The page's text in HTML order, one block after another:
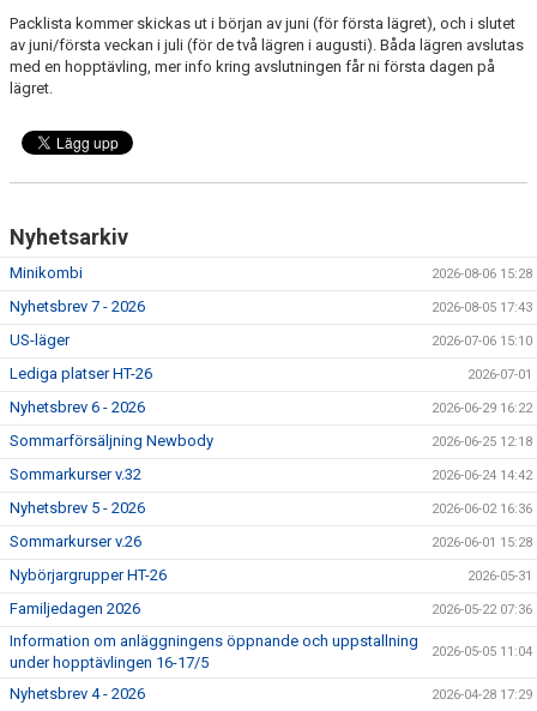
Packlista kommer skickas ut i början av juni (för första lägret), och i slutet
av juni/första veckan i juli (för de två lägren i augusti). Båda lägren avslutas
med en hopptävling, mer info kring avslutningen får ni första dagen på
lägret.
Nyhetsarkiv
Minikombi 2026-08-06 15:28
Nyhetsbrev 7 - 2026 2026-08-05 17:43
US-läger 2026-07-06 15:10
Lediga platser HT-26 2026-07-01
Nyhetsbrev 6 - 2026 2026-06-29 16:22
Sommarförsäljning Newbody 2026-06-25 12:18
Sommarkurser v.32 2026-06-24 14:42
Nyhetsbrev 5 - 2026 2026-06-02 16:36
Sommarkurser v.26 2026-06-01 15:28
Nybörjargrupper HT-26 2026-05-31
Familjedagen 2026 2026-05-22 07:36
Information om anläggningens öppnande och uppstallning
under hopptävlingen 16-17/5
2026-05-05 11:04
Nyhetsbrev 4 - 2026 2026-04-28 17:29